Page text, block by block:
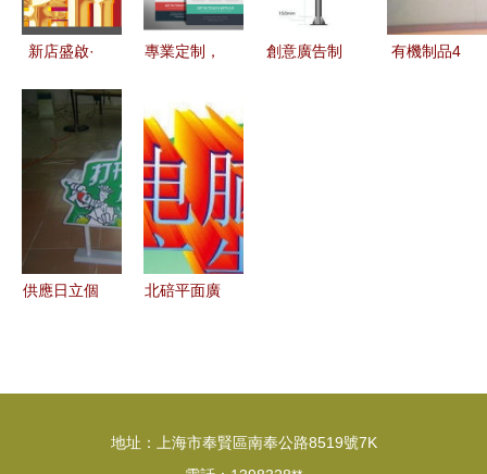
新店盛啟·
打造吸睛開
張宣傳廣告
的創意設計
攻略
專業定制，
從宣傳單到
產品畫冊，
全方位印刷
解決方案
創意廣告制
有機制品4
供應日立個
北碚平面廣
流
地址：上海市奉賢區南奉公路8519號7K